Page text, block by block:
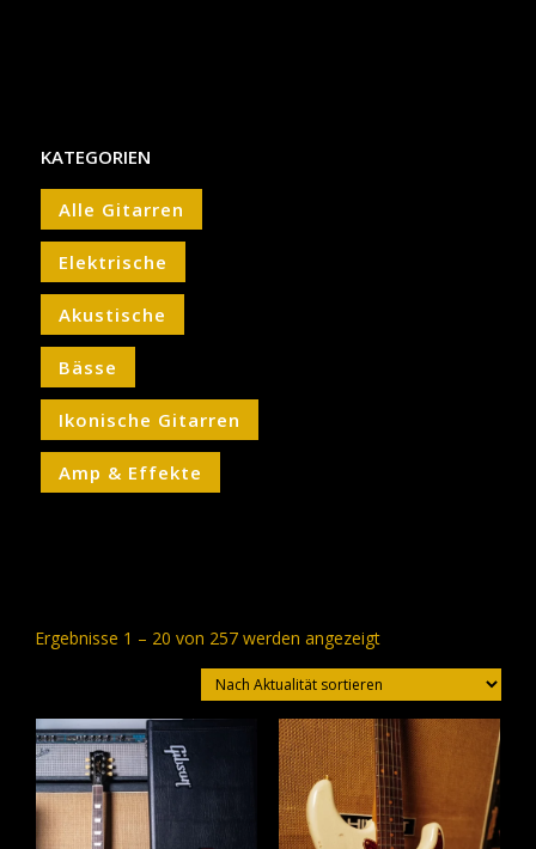
KATEGORIEN
Alle Gitarren
Elektrische
Akustische
Bässe
Ikonische Gitarren
Amp & Effekte
Ergebnisse 1 – 20 von 257 werden angezeigtNach
Aktualität
sortiert